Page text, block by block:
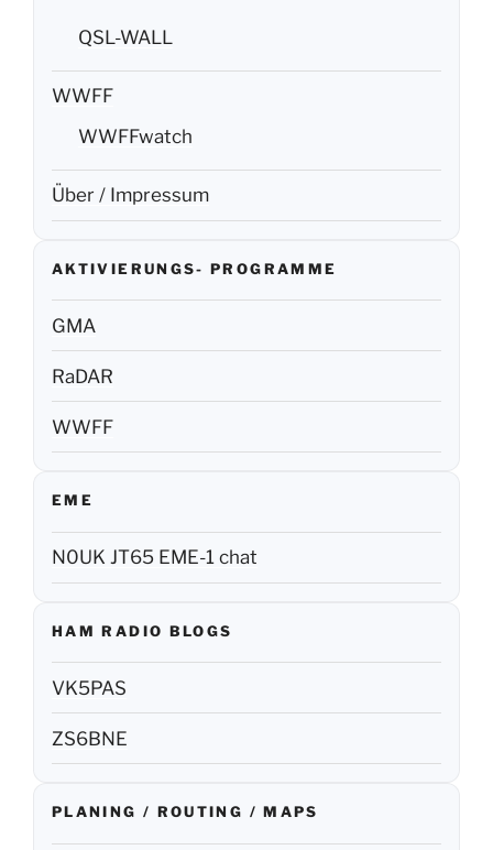
QSL-WALL
WWFF
WWFFwatch
Über / Impressum
AKTIVIERUNGS- PROGRAMME
GMA
RaDAR
WWFF
EME
N0UK JT65 EME-1 chat
HAM RADIO BLOGS
VK5PAS
ZS6BNE
PLANING / ROUTING / MAPS